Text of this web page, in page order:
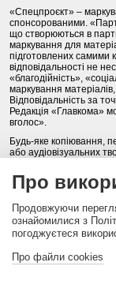
«Спецпроєкт» –
спонсорованими.
що створюються в
маркування для
підготовлених самими
відповідальності не
«благодійність»,
маркування
Відповідальність за
Редакція «Главкома»
вголос».
Будь-яке копіювання,
або аудіовізуальних
Політика
КОНТАКТИ НАША
Партнери:
Про
Продовжуючи
ознайомилися з
погоджуєтеся
Про файли cookies